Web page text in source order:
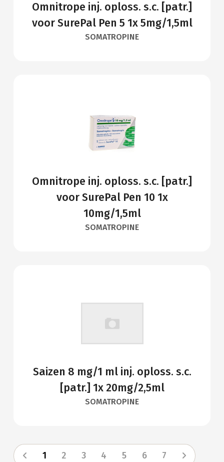
Omnitrope inj. oploss. s.c. [patr.]
voor SurePal Pen 5 1x 5mg/1,5ml
SOMATROPINE
Omnitrope inj. oploss. s.c. [patr.]
voor SurePal Pen 10 1x
10mg/1,5ml
SOMATROPINE
Saizen 8 mg/1 ml inj. oploss. s.c.
[patr.] 1x 20mg/2,5ml
SOMATROPINE
1 2 3 4 5 6 7